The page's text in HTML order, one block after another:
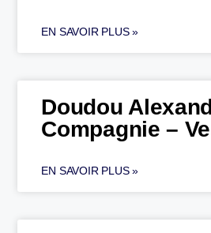
EN SAVOIR PLUS »
Doudou
Compagnie –
EN SAVOIR PLUS »